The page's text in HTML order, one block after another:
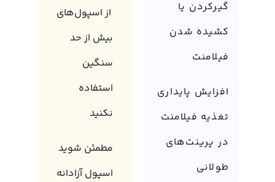
گیرکردن یا
کشیده شدن
فیلامنت
افزایش پایداری
تغذیه فیلامنت
در پرینت‌های
طولانی
از اسپول‌های
بیش از حد
سنگین
استفاده
نکنید
مطمئن شوید
اسپول آزادانه